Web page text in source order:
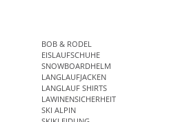
BOB & RODEL
EISLAUFSCHUHE
SNOWBOARDHELM
LANGLAUFJACKEN
LANGLAUF SHIRTS
LAWINENSICHERHEIT
SKI ALPIN